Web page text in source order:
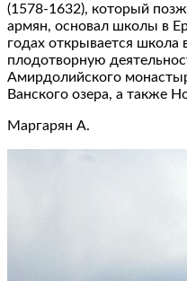
(1578-1632), который
армян, основал школы в
годах открывается школа
плодотворную
Амирдолийского
Ванского озера, а также
Маргарян А.